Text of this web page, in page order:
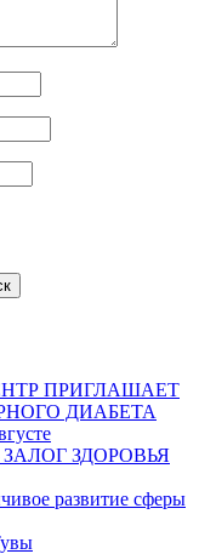
ПРИГЛАШАЕТ
ДИАБЕТА
ЗДОРОВЬЯ
развитие сферы